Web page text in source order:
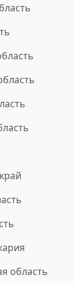
область